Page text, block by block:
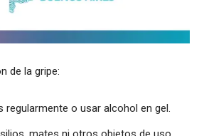
de la gripe:
regularmente o usar alcohol en gel.